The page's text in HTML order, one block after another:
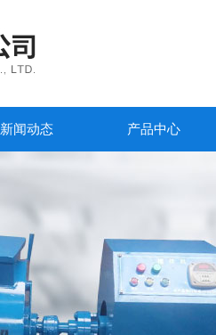
新闻动态 产品中心